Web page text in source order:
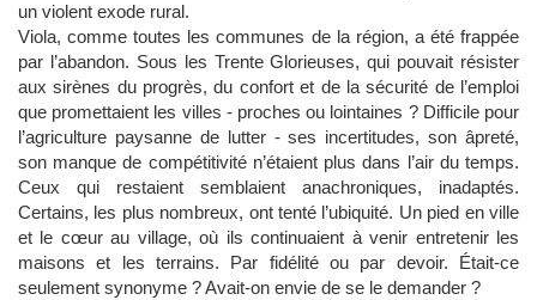
un violent exode rural.
Viola, comme toutes les communes de la région, a été frappée
par l’abandon. Sous les Trente Glorieuses, qui pouvait résister
aux sirènes du progrès, du confort et de la sécurité de l’emploi
que promettaient les villes - proches ou lointaines ? Difficile pour
l’agriculture paysanne de lutter - ses incertitudes, son âpreté,
son manque de compétitivité n’étaient plus dans l’air du temps.
Ceux qui restaient semblaient anachroniques, inadaptés.
Certains, les plus nombreux, ont tenté l’ubiquité. Un pied en ville
et le cœur au village, où ils continuaient à venir entretenir les
maisons et les terrains. Par fidélité ou par devoir. Était-ce
seulement synonyme ? Avait-on envie de se le demander ?